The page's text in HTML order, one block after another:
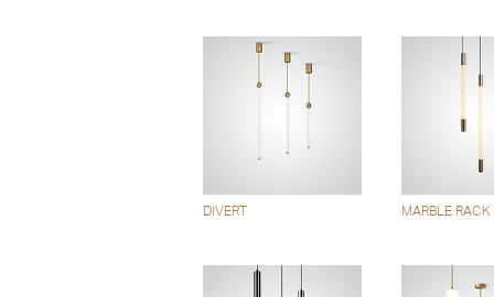
DIVERT MARBLE RACK